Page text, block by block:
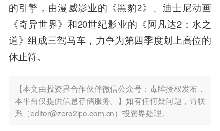
的引擎，由漫威影业的《黑豹2》、迪士尼动画
《奇异世界》和20世纪影业的《阿凡达2：水之
道》组成三驾马车，力争为第四季度划上高位的
休止符。
【本文由投资界合作伙伴微信公众号：毒眸授权发布，
本平台仅提供信息存储服务。】如有任何疑问题，请联
系（editor@zero2ipo.com.cn）投资界处理。